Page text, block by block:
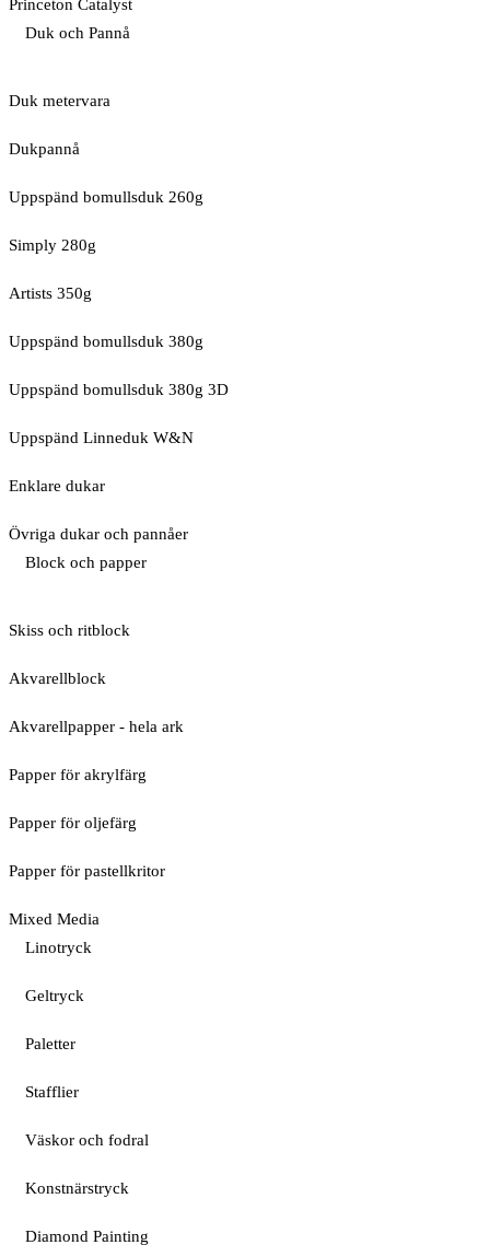
Princeton Catalyst
Duk och Pannå
Duk metervara
Dukpannå
Uppspänd bomullsduk 260g
Simply 280g
Artists 350g
Uppspänd bomullsduk 380g
Uppspänd bomullsduk 380g 3D
Uppspänd Linneduk W&N
Enklare dukar
Övriga dukar och pannåer
Block och papper
Skiss och ritblock
Akvarellblock
Akvarellpapper - hela ark
Papper för akrylfärg
Papper för oljefärg
Papper för pastellkritor
Mixed Media
Linotryck
Geltryck
Paletter
Stafflier
Väskor och fodral
Konstnärstryck
Diamond Painting